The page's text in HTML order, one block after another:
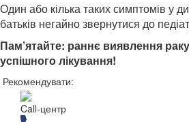
Один або кілька таких симптомів у
батьків негайно звернутися до
Пам’ятайте: раннє виявлення
успішного лікування!
Рекомендувати:
Call-центр